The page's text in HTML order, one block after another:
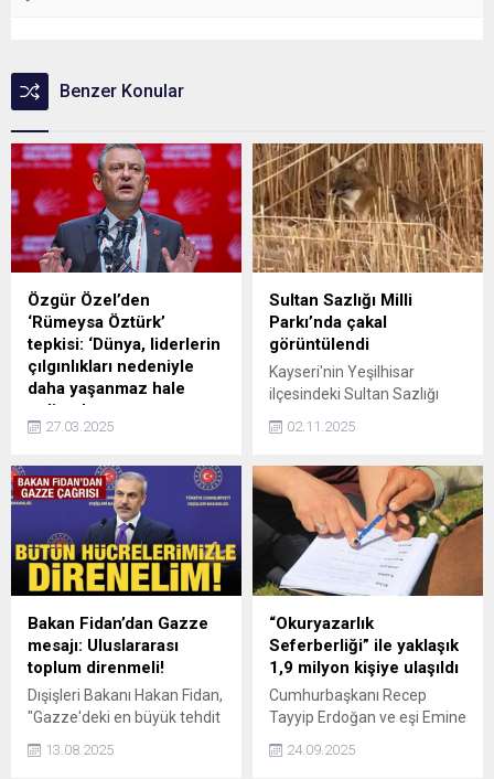
Benzer Konular
Özgür Özel’den
‘Rümeysa Öztürk’
tepkisi: ‘Dünya, liderlerin
çılgınlıkları nedeniyle
daha yaşanmaz hale
geliyor’
CHP Genel Başkanı Özgür
Rümeysa Öztürk'ün
gözaltına alınmasına tepki
gösterdi. Özel, Dünya
gitgide, 'Ben yaptım oldu'
diyen liderlerin çılgınlıkları
nedeniyle daha yaşanmaz
hale geliyor dedi.
27.03.2025
Sultan Sazlığı Milli
Parkı’nda çakal
görüntülendi
Kayseri'nin Yeşilhisar
ilçesindeki Sultan Sazlığı
görüntülendi.
02.11.2025
Bakan Fidan’dan Gazze
mesajı: Uluslararası
toplum direnmeli!
Dışişleri Bakanı Hakan Fidan,
"Gazze'deki en büyük tehdit
mücadele ediyor olması.
13.08.2025
“Okuryazarlık
Seferberliği” ile yaklaşık
1,9 milyon kişiye ulaşıldı
Cumhurbaşkanı Recep
Tayyip Erdoğan ve eşi Emine
başlatılan "Okuryazarlık
24.09.2025